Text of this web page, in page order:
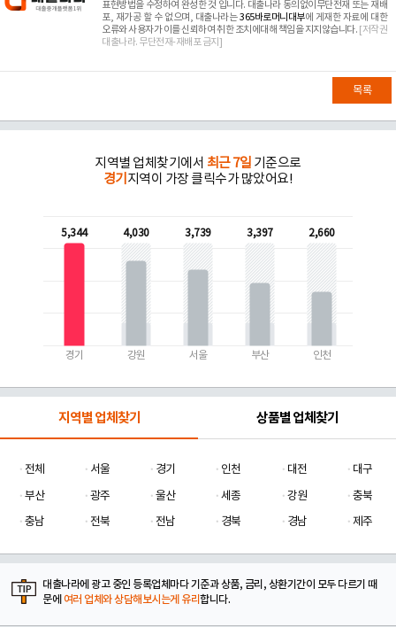
표현방법을 수정하여 완성한 것 입니다. 대출나라 동의없이무단전재 또는 재배
포, 재가공 할 수 없으며, 대출나라는365바로머니대부에 게재한 자료에 대한
오류와 사용자가 이를 신뢰하여 취한 조치에대해 책임을 지지않습니다. [저작권
대출나라. 무단전재-재배포 금지]
목록
지역별 업체찾기에서 최근 7일 기준으로
경기 지역이 가장 클릭수가 많았어요!
5,344
경기
4,030
강원
3,739
서울
3,397
부산
2,660
인천
지역별 업체찾기 상품별 업체찾기
전체 서울 경기 인천 대전
대구
부산
광주 울산 세종 강원
충북
충남
전북 전남 경북 경남 제주
대출나라에 광고 중인 등록업체마다 기준과 상품, 금리, 상환기간이 모두 다르기 때
문에 여러 업체와 상담해보시는게 유리합니다.